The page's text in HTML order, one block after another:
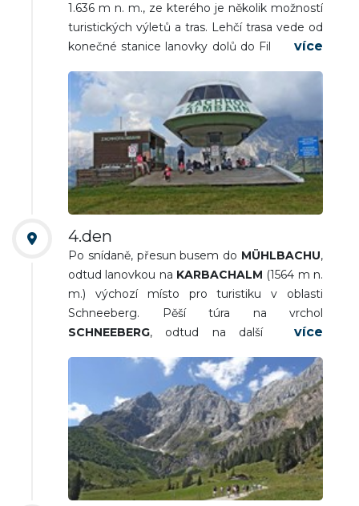
1.636 m n. m., ze kterého je několik možností
turistických výletů a tras. Lehčí trasa vede od
konečné stanice lanovky dolů do Filzensattel
GRINNKÖPFL
dál naMARBACHHÖHE
Eggeralm do Hintermoos - cca 12 km/4,5
hod/. Návrat do Maria Alm. Výjezd lanovkou
NATRUNBAHN, procházka kolem jezera a
lanovkou zpět či pěší sestup horskou trasou
VIA ALPINEdo Maria Alm.Návrat do hotelu.
Večeře a nocleh.
4.den
Po snídaně, přesun busem do MÜHLBACHU,
odtud lanovkou na KARBACHALM (1564 m n.
m.) výchozí místo pro turistiku v oblasti
Schneeberg. Pěší túra na vrchol
SCHNEEBERG, odtud na další vrcholek
Salzburger Almenweg kolem horské chaty
KLINGELBERGALMa Dientalm k busu v části
DIENTER SATTEL- cca 8 km/3,5 hod/.
Návrat do Maria Alm, osobní volno. Večeře a
nocleh.